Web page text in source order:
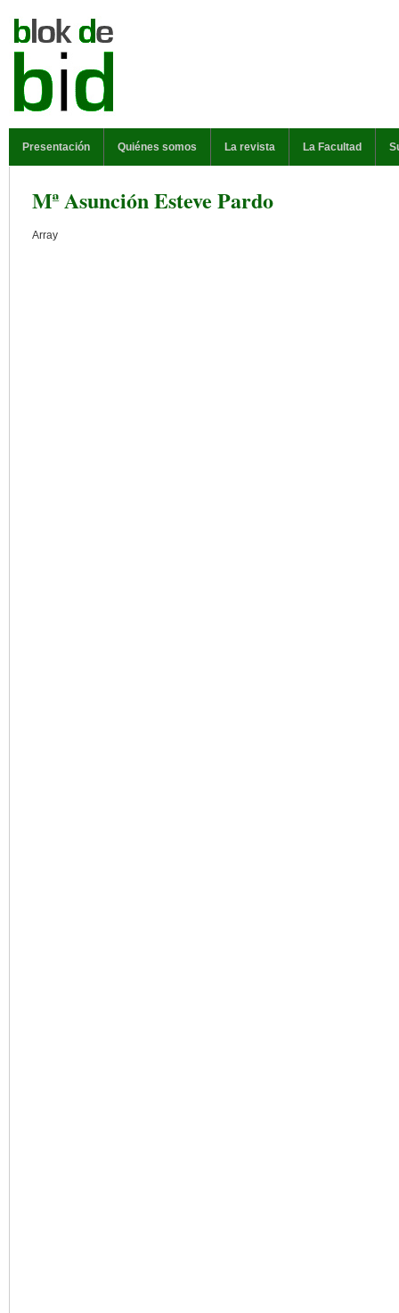
Presentación Quiénes somos La revista La Facultad
Mª Asunción Esteve Pardo
Array